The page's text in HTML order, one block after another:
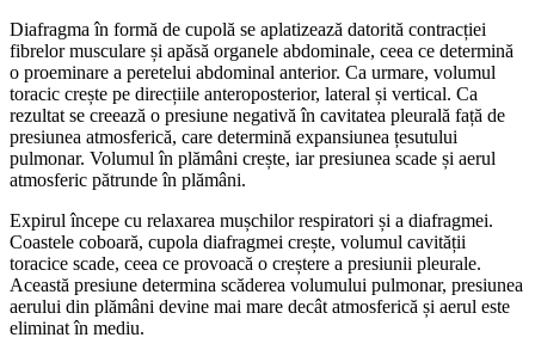
Diafragma în formă de cupolă se aplatizează datorită contracției
fibrelor musculare și apăsă organele abdominale, ceea ce determină
o proeminare a peretelui abdominal anterior. Ca urmare, volumul
toracic crește pe direcțiile anteroposterior, lateral și vertical. Ca
rezultat se creează o presiune negativă în cavitatea pleurală față de
presiunea atmosferică, care determină expansiunea țesutului
pulmonar. Volumul în plămâni crește, iar presiunea scade și aerul
atmosferic pătrunde în plămâni.
Expirul începe cu relaxarea mușchilor respiratori și a diafragmei.
Coastele coboară, cupola diafragmei crește, volumul cavității
toracice scade, ceea ce provoacă o creștere a presiunii pleurale.
Această presiune determina scăderea volumului pulmonar, presiunea
aerului din plămâni devine mai mare decât atmosferică și aerul este
eliminat în mediu.